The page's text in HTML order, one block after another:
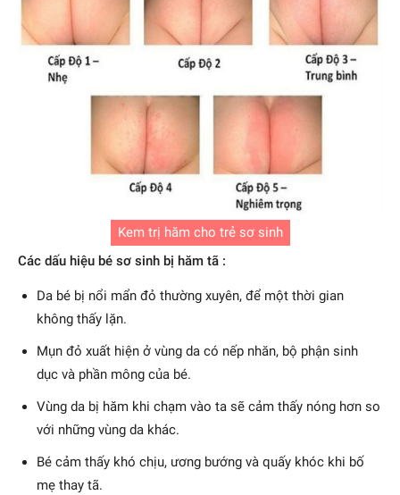
Kem trị hăm cho trẻ sơ sinh
Các dấu hiệu bé sơ sinh bị hăm tã :
Da bé bị nổi mẩn đỏ thường xuyên, để một thời gian
không thấy lặn.
Mụn đỏ xuất hiện ở vùng da có nếp nhăn, bộ phận sinh
dục và phần mông của bé.
Vùng da bị hăm khi chạm vào ta sẽ cảm thấy nóng hơn so
với những vùng da khác.
Bé cảm thấy khó chịu, ương bướng và quấy khóc khi bố
mẹ thay tã.